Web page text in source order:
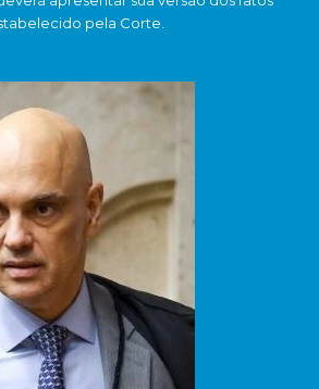
pela Corte.